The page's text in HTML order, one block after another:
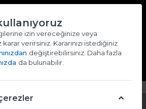
Giriş yap Kaydol
izin vereceğinize veya
verirsiniz. Kararınızı istediğiniz
değiştirebilirsiniz. Daha fazla
da bulunabilir.